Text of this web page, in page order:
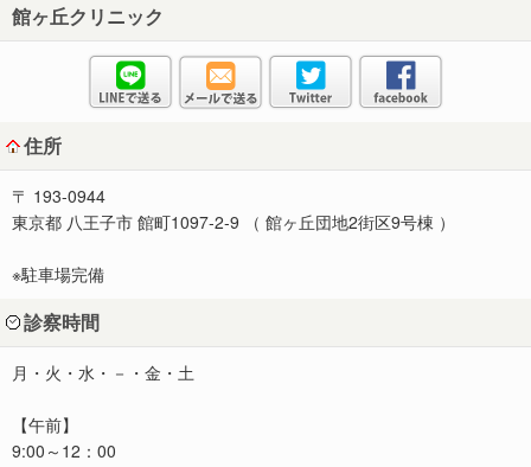
館ヶ丘クリニック
住所
〒 193-0944
東京都 八王子市 館町1097‐2‐9 （ 館ヶ丘団地2街区9号棟 ）
※駐車場完備
診察時間
月・火・水・－・金・土
【午前】
9:00～12：00